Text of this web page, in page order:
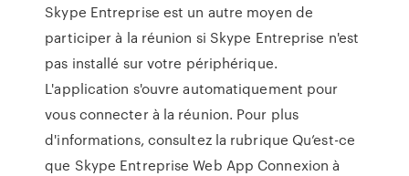
Skype Entreprise est un autre moyen de
participer à la réunion si Skype Entreprise n'est
pas installé sur votre périphérique.
L'application s'ouvre automatiquement pour
vous connecter à la réunion. Pour plus
d'informations, consultez la rubrique Qu’est-ce
que Skype Entreprise Web App Connexion à